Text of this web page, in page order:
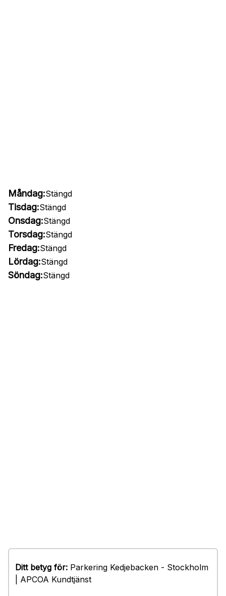
Måndag:Stängd
Tisdag:Stängd
Onsdag:Stängd
Torsdag:Stängd
Fredag:Stängd
Lördag:Stängd
Söndag:Stängd
Ditt betyg för: Parkering Kedjebacken - Stockholm
| APCOA Kundtjänst